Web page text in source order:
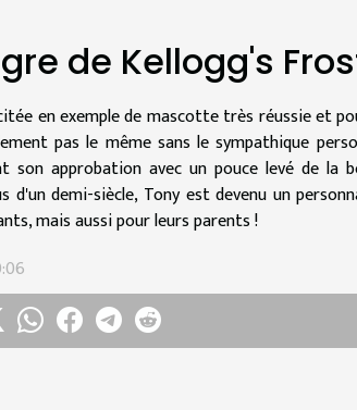
de Kellogg's
en exemple de mascotte très réussie et
pas le même sans le sympathique
son approbation avec un pouce levé de la
d'un demi-siècle, Tony est devenu un
mais aussi pour leurs parents !